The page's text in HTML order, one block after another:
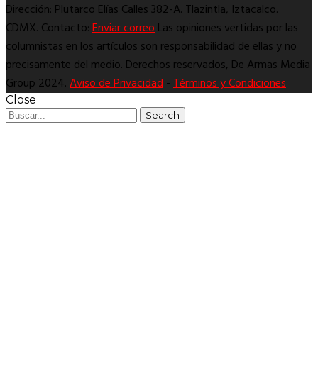
Dirección: Plutarco Elías Calles 382-A. Tlazintla, Iztacalco.
CDMX. Contacto:Enviar correoLas opiniones vertidas por las
columnistas en los artículos son responsabilidad de ellas y no
precisamente del medio. Derechos reservados, De Armas Media
Group 2024.Aviso de Privacidad-Términos y Condiciones
Close